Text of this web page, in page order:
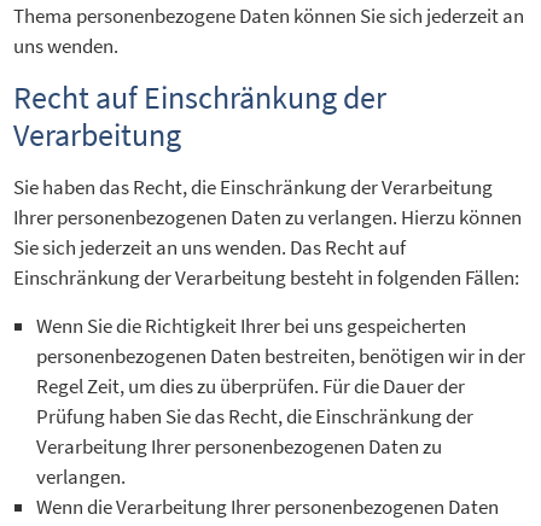
Thema personenbezogene Daten können Sie sich jederzeit an
uns wenden.
Recht auf Einschränkung der
Verarbeitung
Sie haben das Recht, die Einschränkung der Verarbeitung
Ihrer personenbezogenen Daten zu verlangen. Hierzu können
Sie sich jederzeit an uns wenden. Das Recht auf
Einschränkung der Verarbeitung besteht in folgenden Fällen:
Wenn Sie die Richtigkeit Ihrer bei uns gespeicherten
personenbezogenen Daten bestreiten, benötigen wir in der
Regel Zeit, um dies zu überprüfen. Für die Dauer der
Prüfung haben Sie das Recht, die Einschränkung der
Verarbeitung Ihrer personenbezogenen Daten zu
verlangen.
Wenn die Verarbeitung Ihrer personenbezogenen Daten